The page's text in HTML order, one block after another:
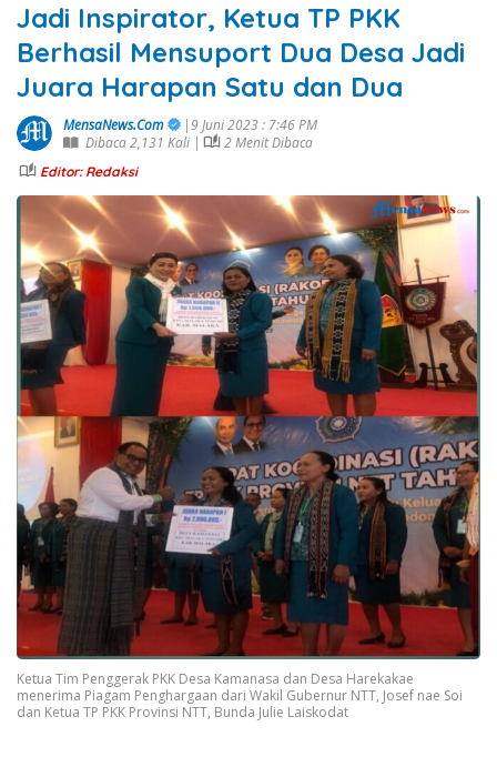
Jadi Inspirator, Ketua TP PKK
Berhasil Mensuport Dua Desa Jadi
Juara Harapan Satu dan Dua
MensaNews.Com
|9 Juni 2023 : 7:46 PM
Dibaca 2,131 Kali |
2 Menit Dibaca
Editor: Redaksi
Ketua Tim Penggerak PKK Desa Kamanasa dan Desa Harekakae
menerima Piagam Penghargaan dari Wakil Gubernur NTT, Josef nae Soi
dan Ketua TP PKK Provinsi NTT, Bunda Julie Laiskodat